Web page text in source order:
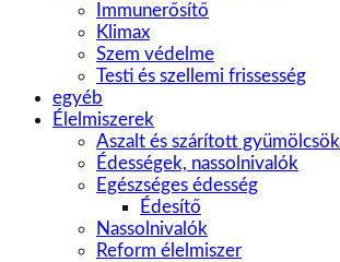
Immunerősítő
Klimax
Szem védelme
Testi és szellemi frissesség
egyéb
Élelmiszerek
Aszalt és szárított gyümölcsök
Édességek, nassolnivalók
Egészséges édesség
Édesítő
Nassolnivalók
Reform élelmiszer